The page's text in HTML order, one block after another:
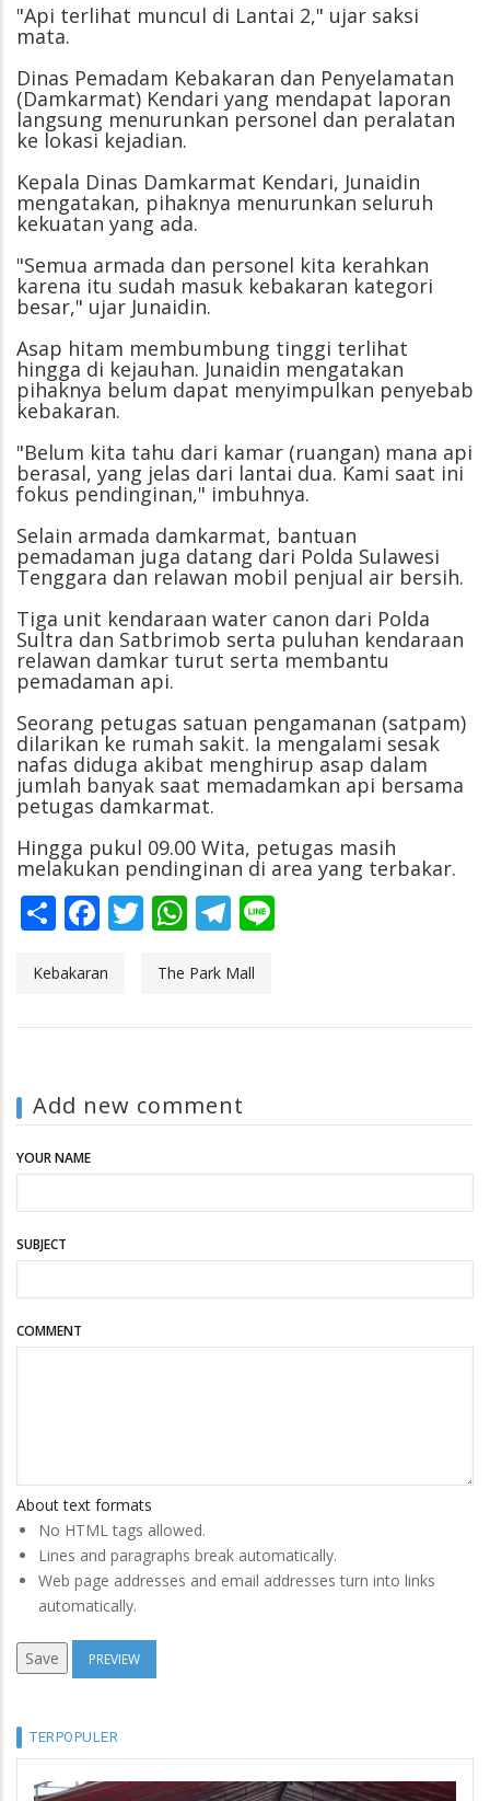
"Api terlihat muncul di Lantai 2," ujar saksi
mata.
Dinas Pemadam Kebakaran dan Penyelamatan
(Damkarmat) Kendari yang mendapat laporan
langsung menurunkan personel dan peralatan
ke lokasi kejadian.
Kepala Dinas Damkarmat Kendari, Junaidin
mengatakan, pihaknya menurunkan seluruh
kekuatan yang ada.
"Semua armada dan personel kita kerahkan
karena itu sudah masuk kebakaran kategori
besar," ujar Junaidin.
Asap hitam membumbung tinggi terlihat
hingga di kejauhan. Junaidin mengatakan
pihaknya belum dapat menyimpulkan penyebab
kebakaran.
"Belum kita tahu dari kamar (ruangan) mana api
berasal, yang jelas dari lantai dua. Kami saat ini
fokus pendinginan," imbuhnya.
Selain armada damkarmat, bantuan
pemadaman juga datang dari Polda Sulawesi
Tenggara dan relawan mobil penjual air bersih.
Tiga unit kendaraan water canon dari Polda
Sultra dan Satbrimob serta puluhan kendaraan
relawan damkar turut serta membantu
pemadaman api.
Seorang petugas satuan pengamanan (satpam)
dilarikan ke rumah sakit. Ia mengalami sesak
nafas diduga akibat menghirup asap dalam
jumlah banyak saat memadamkan api bersama
petugas damkarmat.
Hingga pukul 09.00 Wita, petugas masih
melakukan pendinginan di area yang terbakar.
ShareFacebook
Twitter
WhatsApp
Telegram
Kebakaran The Park Mall
Add new comment
YOUR NAME
SUBJECT
COMMENT
About text formats
No HTML tags allowed.
Lines and paragraphs break automatically.
Web page addresses and email addresses turn into links
automatically.
TERPOPULER